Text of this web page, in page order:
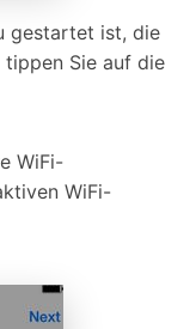
gestartet ist, die
tippen Sie auf die
WiFi-
WiFi-